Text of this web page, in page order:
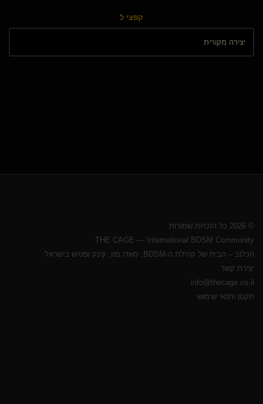
קפצי ל
© 2026 כל הזכויות שמורות
THE CAGE — International BDSM Community
הכלוב – הבית של קהילת ה-BDSM, סאדו מזו, קינק ופטיש בישראל
יצירת קשר
info@thecage.co.il
תקנון ותנאי שימוש